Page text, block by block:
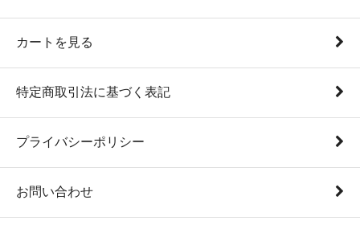
カートを見る
特定商取引法に基づく表記
プライバシーポリシー
お問い合わせ